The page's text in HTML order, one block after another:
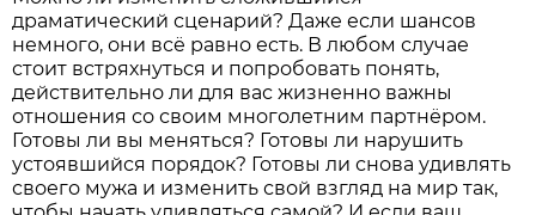
драматический сценарий? Даже если шансов
немного, они всё равно есть. В любом случае
стоит встряхнуться и попробовать понять,
действительно ли для вас жизненно важны
отношения со своим многолетним партнёром.
Готовы ли вы меняться? Готовы ли нарушить
устоявшийся порядок? Готовы ли снова удивлять
своего мужа и изменить свой взгляд на мир так,